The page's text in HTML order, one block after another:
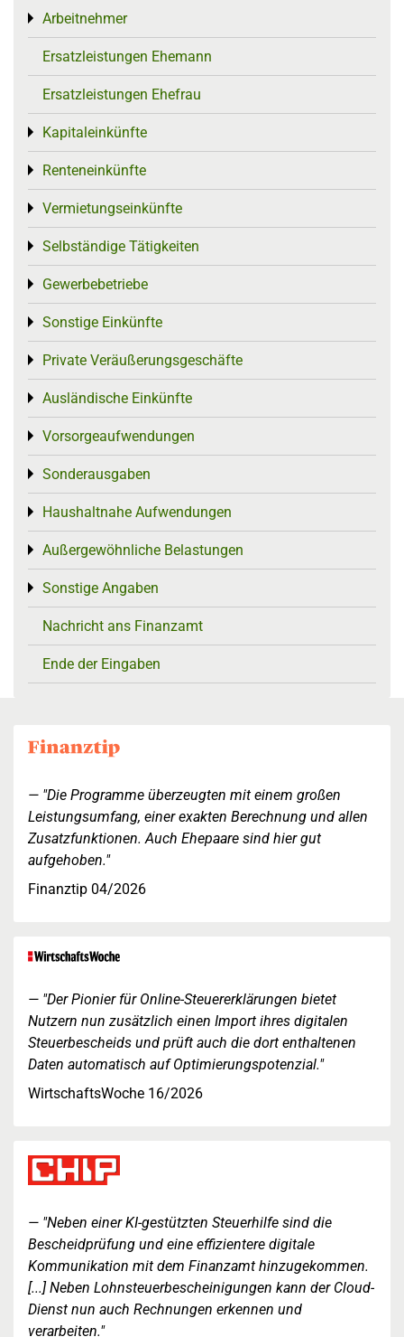
Arbeitnehmer
Toggle menu
Ersatzleistungen Ehemann
Ersatzleistungen Ehefrau
Kapitaleinkünfte
Toggle menu
Renteneinkünfte
Toggle menu
Vermietungseinkünfte
Toggle menu
Selbständige Tätigkeiten
Toggle menu
Gewerbebetriebe
Toggle menu
Sonstige Einkünfte
Toggle menu
Private Veräußerungsgeschäfte
Toggle menu
Ausländische Einkünfte
Toggle menu
Vorsorgeaufwendungen
Toggle menu
Sonderausgaben
Toggle menu
Haushaltnahe Aufwendungen
Toggle menu
Außergewöhnliche Belastungen
Toggle menu
Sonstige Angaben
Toggle menu
Nachricht ans Finanzamt
Ende der Eingaben
"Die Programme überzeugten mit einem großen
Leistungsumfang, einer exakten Berechnung und allen
Zusatzfunktionen. Auch Ehepaare sind hier gut
aufgehoben."
Finanztip 04/2026
"Der Pionier für Online-Steuererklärungen bietet
Nutzern nun zusätzlich einen Import ihres digitalen
Steuerbescheids und prüft auch die dort enthaltenen
Daten automatisch auf Optimierungspotenzial."
WirtschaftsWoche 16/2026
"Neben einer KI-gestützten Steuerhilfe sind die
Bescheidprüfung und eine effizientere digitale
Kommunikation mit dem Finanzamt hinzugekommen.
[...] Neben Lohnsteuerbescheinigungen kann der Cloud-
Dienst nun auch Rechnungen erkennen und
verarbeiten."